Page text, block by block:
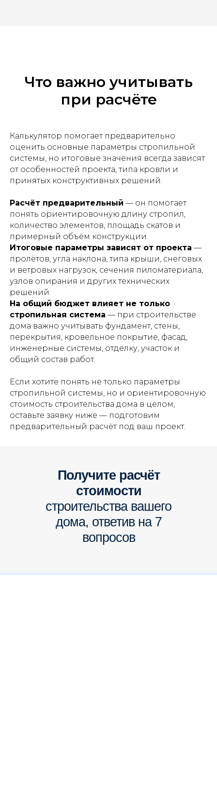
Что важно учитывать
при расчёте
Калькулятор помогает предварительно
оценить основные параметры стропильной
системы, но итоговые значения всегда зависят
от особенностей проекта, типа кровли и
принятых конструктивных решений.
Расчёт предварительный — он помогает
понять ориентировочную длину стропил,
количество элементов, площадь скатов и
примерный объём конструкции.
Итоговые параметры зависят от проекта —
пролётов, угла наклона, типа крыши, снеговых
и ветровых нагрузок, сечения пиломатериала,
узлов опирания и других технических
решений.
На общий бюджет влияет не только
стропильная система — при строительстве
дома важно учитывать фундамент, стены,
перекрытия, кровельное покрытие, фасад,
инженерные системы, отделку, участок и
общий состав работ.
Если хотите понять не только параметры
стропильной системы, но и ориентировочную
стоимость строительства дома в целом,
оставьте заявку ниже — подготовим
предварительный расчёт под ваш проект.
Получите расчёт
стоимости
строительства вашего
дома, ответив на 7
вопросов